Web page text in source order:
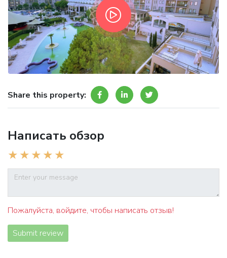
Share this property:
Написать обзор
Пожалуйста, войдите, чтобы написать отзыв!
Submit review